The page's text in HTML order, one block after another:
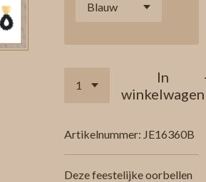
In
winkelwagen
Artikelnummer: JE16360B
Deze feestelijke oorbellen